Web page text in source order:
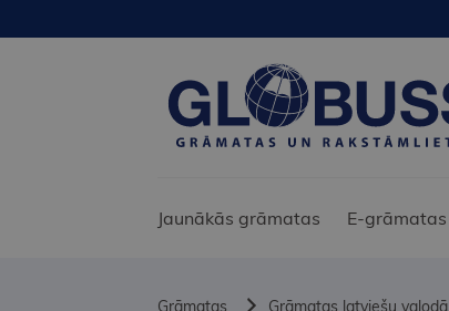
Jaunākās grāmatas E-grāmatas
Grāmatas Grāmatas latviešu valodā